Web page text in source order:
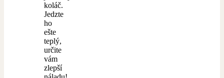
koláč.
Jedzte
ho
ešte
teplý,
určite
vám
zlepší